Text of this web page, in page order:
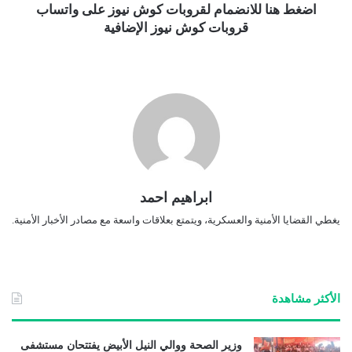
اضغط هنا للانضمام لقروبات كوش نيوز على واتساب
قروبات كوش نيوز الإضافية
ابراهيم احمد
يغطي القضايا الأمنية والعسكرية، ويتمتع بعلاقات واسعة مع مصادر الأخبار الأمنية.
الأكثر مشاهدة
وزير الصحة ووالي النيل الأبيض يفتتحان مستشفى